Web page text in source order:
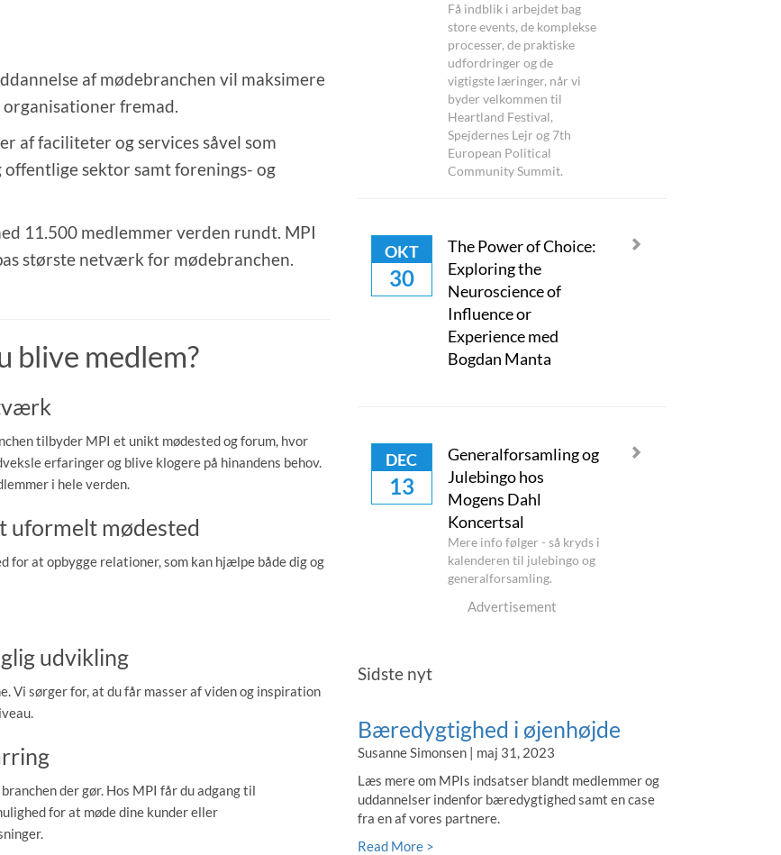
af mødebranchen vil maksimere
fremad.
af faciliteter og services såvel som
sektor samt forenings- og
11.500 medlemmer verden rundt. MPI
største netværk for mødebranchen.
blive medlem?
tilbyder MPI et unikt mødested og forum, hvor
erfaringer og blive klogere på hinandens behov.
i hele verden.
uformelt mødested
for at opbygge relationer, som kan hjælpe både dig og
udvikling
Vi sørger for, at du får masser af viden og inspiration
der gør. Hos MPI får du adgang til
for at møde dine kunder eller
Få indblik i arbejdet bag
store events, de komplekse
processer, de praktiske
udfordringer og de
vigtigste læringer, når vi
byder velkommen til
Heartland Festival,
Spejdernes Lejr og 7th
European Political
Community Summit.
OKT
30
The Power of Choice:
Exploring the
Neuroscience of
Influence or
Experience med
Bogdan Manta
DEC
13
Generalforsamling og
Julebingo hos
Mogens Dahl
Koncertsal
Mere info følger - så kryds i
kalenderen til julebingo og
generalforsamling.
Advertisement
Sidste nyt
Bæredygtighed i øjenhøjde
Susanne Simonsen | maj 31, 2023
Læs mere om MPIs indsatser blandt medlemmer og
uddannelser indenfor bæredygtighed samt en case
fra en af vores partnere.
Read More >